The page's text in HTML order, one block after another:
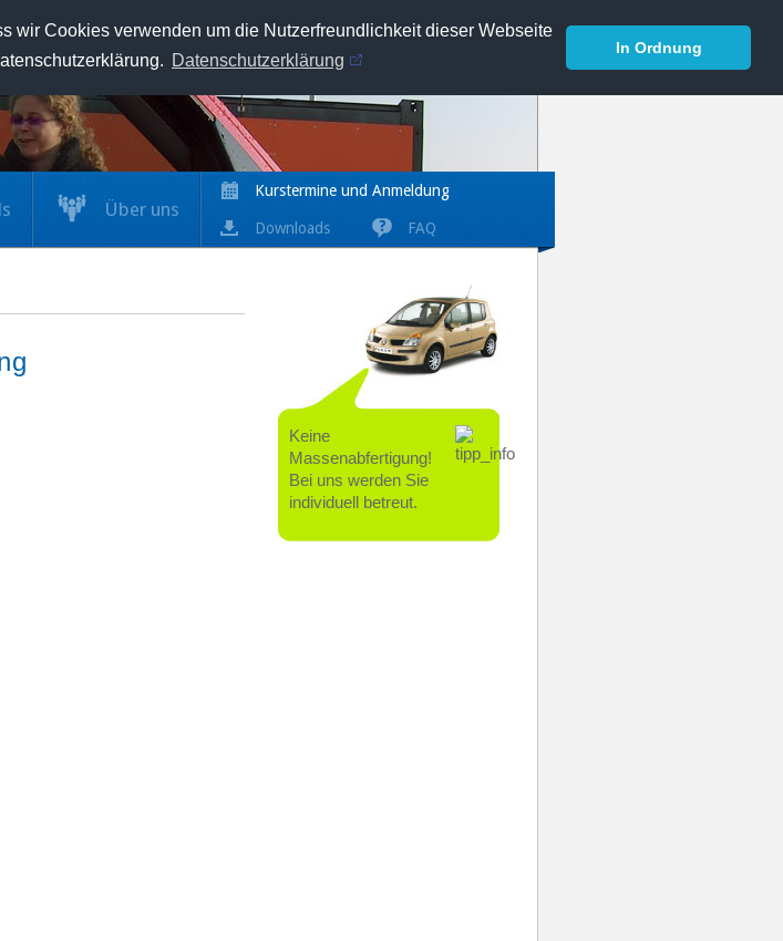
wir Cookies verwenden um die Nutzerfreundlichkeit dieser Webseite
Datenschutzerklärung
In Ordnung
Über uns
Kurstermine und Anmeldung
Downloads FAQ
Keine
Massenabfertigung!
Bei uns werden Sie
individuell betreut.